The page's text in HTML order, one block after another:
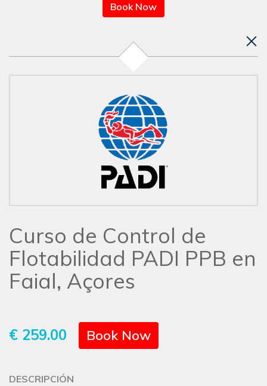
Book Now
Curso de Control de
Flotabilidad PADI PPB en
Faial, Açores
€ 259.00 Book Now
DESCRIPCIÓN